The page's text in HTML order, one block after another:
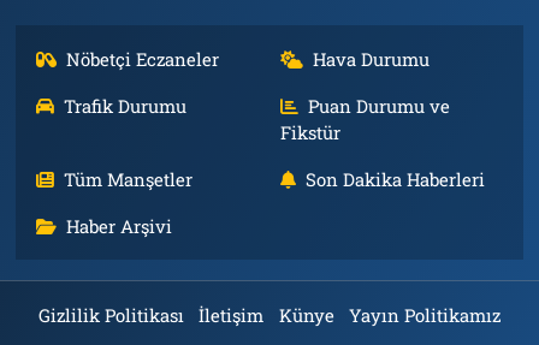
Nöbetçi Eczaneler
Hava Durumu
Trafik Durumu
Puan Durumu ve
Fikstür
Tüm Manşetler
Son Dakika Haberleri
Haber Arşivi
Gizlilik Politikası İletişim Künye Yayın Politikamız